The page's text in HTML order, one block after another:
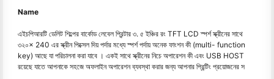
Name
এইচপিআরটি ডেলিট শিল্পের বার্কোড লেবেল প্রিন্টার ৩. ৫ ইঞ্চির রং TFT LCD স্পর্শ স্ক্রীনের সাথে
৩২০× 240 এর স্ক্রীন পিক্সেল দিয় পর্দার মধ্যে স্পর্শ পর্দায় অনেক ফাংশন কী (multi- function
key) আছে যা পরিচালনা করা যাবে । একই সাথে স্ক্রীনের নিচে অপারেশন কী এবং USB HOST
রয়েছে যাতে আপনাকে সহজে অফলাইন অপারেশন ব্যবস্থা করার জন্য আপনার প্রিন্টিং প্রয়োজনের স